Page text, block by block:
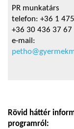
PR munkatárs
telefon: +36 1
+36 30 436 37 67
e-mail:
Rövid háttér
programról: